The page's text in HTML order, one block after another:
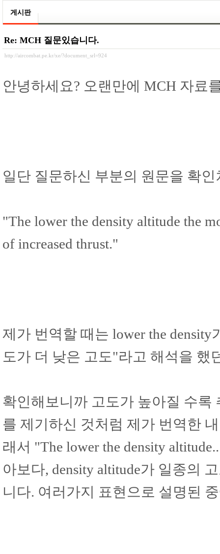
게시판
Re: MCH 질문있습니다.
http://aircombat.pe.kr/xe/?document_srl=924
안녕하세요? 오랜만에 MCH 자료
일단 질문하신 부분의 원문을 확
"The lower the density altitude the
of increased thrust."
제가 번역할 때는 lower the
도가 더 낮은 고도"라고 해석을 했
확인해보니까 고도가 높아질 수록
를 제기하신 것처럼 제가 번역한
래서 "The lower the density
아보다, density altitude가 일종의
니다. 여러가지 표현으로 설명된